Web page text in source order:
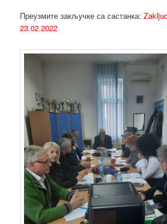
Преузмите закључке са састанка:
23.02.2022